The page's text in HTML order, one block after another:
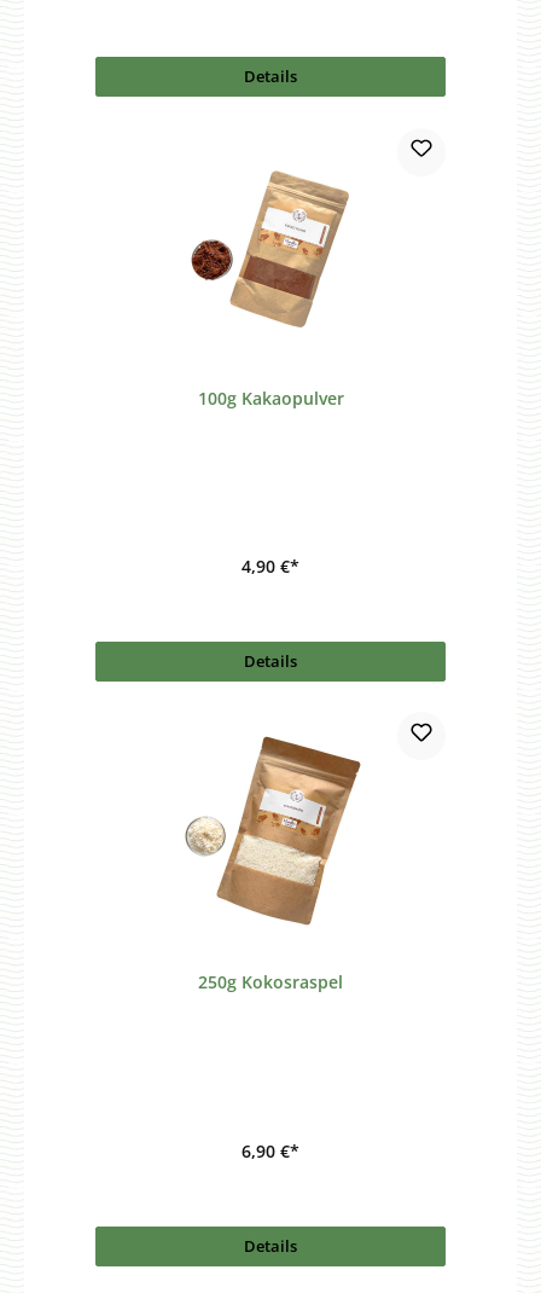
Details
100g Kakaopulver
4,90 €*
Details
250g Kokosraspel
6,90 €*
Details